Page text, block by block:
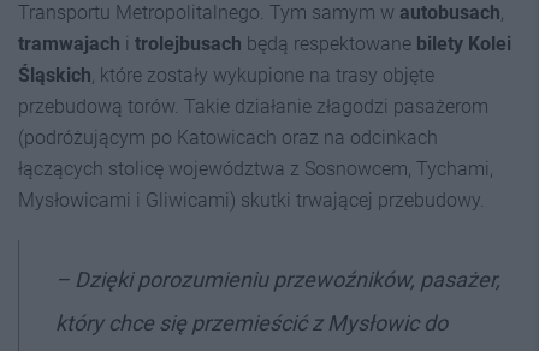
Transportu Metropolitalnego. Tym samym w autobusach
tramwajach i trolejbusach będą respektowane bilety Kolei
Śląskich , które zostały wykupione na trasy objęte
przebudową torów. Takie działanie złagodzi pasażerom
(podróżującym po Katowicach oraz na odcinkach
łączących stolicę województwa z Sosnowcem, Tychami,
Mysłowicami i Gliwicami) skutki trwającej przebudowy.
– Dzięki porozumieniu przewoźników, pasażer,
który chce się przemieścić z Mysłowic do